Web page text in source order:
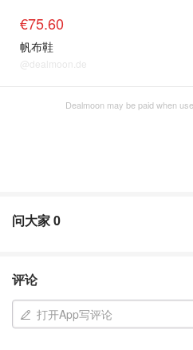
€75.60
帆布鞋
@dealmoon.de
Dealmoon may be paid when
问大家0
评论
打开App写评论